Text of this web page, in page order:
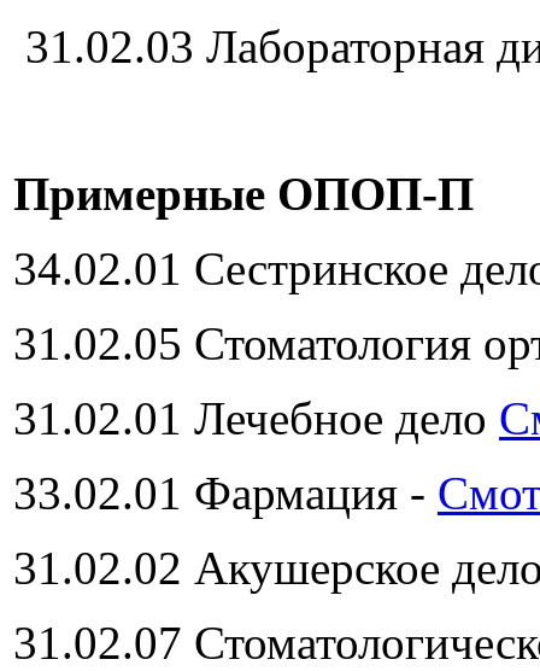
31.02.03 Лабораторная
Примерные ОПОП-П
34.02.01 Сестринское
31.02.05 Стоматология
31.02.01 Лечебное дело
33.02.01 Фармация -
31.02.02 Акушерское
31.02.07